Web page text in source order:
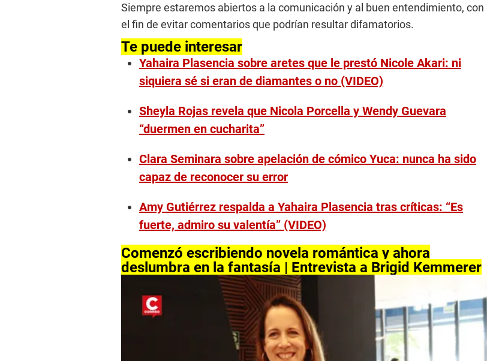
Siempre estaremos abiertos a la comunicación y al buen entendimiento, con
el fin de evitar comentarios que podrían resultar difamatorios.
Te puede interesar
Yahaira Plasencia sobre aretes que le prestó Nicole Akari: ni
siquiera sé si eran de diamantes o no (VIDEO)
Sheyla Rojas revela que Nicola Porcella y Wendy Guevara
“duermen en cucharita”
Clara Seminara sobre apelación de cómico Yuca: nunca ha sido
capaz de reconocer su error
Amy Gutiérrez respalda a Yahaira Plasencia tras críticas: “Es
fuerte, admiro su valentía” (VIDEO)
Comenzó escribiendo novela romántica y ahora
deslumbra en la fantasía | Entrevista a Brigid Kemmerer